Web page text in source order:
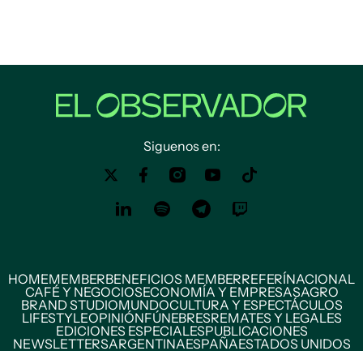
Siguenos en:
HOMEMEMBERBENEFICIOS MEMBERREFERÍNACIONAL
CAFÉ Y NEGOCIOSECONOMÍA Y EMPRESASAGRO
BRAND STUDIOMUNDOCULTURA Y ESPECTÁCULOS
LIFESTYLEOPINIÓNFÚNEBRESREMATES Y LEGALES
EDICIONES ESPECIALESPUBLICACIONES
NEWSLETTERSARGENTINAESPAÑAESTADOS UNIDOS